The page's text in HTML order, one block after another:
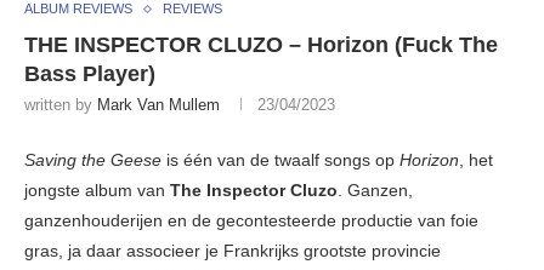
ALBUM REVIEWS REVIEWS
THE INSPECTOR CLUZO – Horizon (Fuck The
Bass Player)
written by Mark Van Mullem 23/04/2023
Saving the Geese is één van de twaalf songs op Horizon, het
jongste album van The Inspector Cluzo. Ganzen,
ganzenhouderijen en de gecontesteerde productie van foie
gras, ja daar associeer je Frankrijks grootste provincie